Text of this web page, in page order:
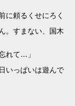
に頼るくせにろく
すまない、国木
れて…」
いっぱいは遊んで